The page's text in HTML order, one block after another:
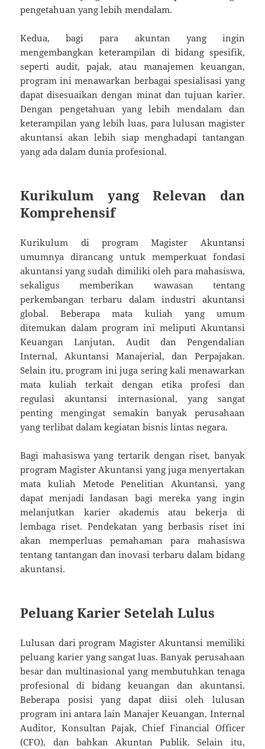
pengetahuan yang lebih mendalam.
Kedua, bagi para akuntan yang ingin
mengembangkan keterampilan di bidang spesifik,
seperti audit, pajak, atau manajemen keuangan,
program ini menawarkan berbagai spesialisasi yang
dapat disesuaikan dengan minat dan tujuan karier.
Dengan pengetahuan yang lebih mendalam dan
keterampilan yang lebih luas, para lulusan magister
akuntansi akan lebih siap menghadapi tantangan
yang ada dalam dunia profesional.
Kurikulum yang Relevan dan
Komprehensif
Kurikulum di program Magister Akuntansi
umumnya dirancang untuk memperkuat fondasi
akuntansi yang sudah dimiliki oleh para mahasiswa,
sekaligus memberikan wawasan tentang
perkembangan terbaru dalam industri akuntansi
global. Beberapa mata kuliah yang umum
ditemukan dalam program ini meliputi Akuntansi
Keuangan Lanjutan, Audit dan Pengendalian
Internal, Akuntansi Manajerial, dan Perpajakan.
Selain itu, program ini juga sering kali menawarkan
mata kuliah terkait dengan etika profesi dan
regulasi akuntansi internasional, yang sangat
penting mengingat semakin banyak perusahaan
yang terlibat dalam kegiatan bisnis lintas negara.
Bagi mahasiswa yang tertarik dengan riset, banyak
program Magister Akuntansi yang juga menyertakan
mata kuliah Metode Penelitian Akuntansi, yang
dapat menjadi landasan bagi mereka yang ingin
melanjutkan karier akademis atau bekerja di
lembaga riset. Pendekatan yang berbasis riset ini
akan memperluas pemahaman para mahasiswa
tentang tantangan dan inovasi terbaru dalam bidang
akuntansi.
Peluang Karier Setelah Lulus
Lulusan dari program Magister Akuntansi memiliki
peluang karier yang sangat luas. Banyak perusahaan
besar dan multinasional yang membutuhkan tenaga
profesional di bidang keuangan dan akuntansi.
Beberapa posisi yang dapat diisi oleh lulusan
program ini antara lain Manajer Keuangan, Internal
Auditor, Konsultan Pajak, Chief Financial Officer
(CFO), dan bahkan Akuntan Publik. Selain itu,